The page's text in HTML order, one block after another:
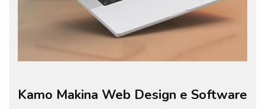
Kamo Makina Web Design e Software